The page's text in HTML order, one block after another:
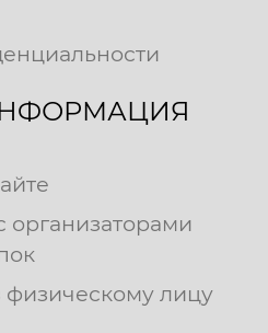
организаторами
физическому лицу